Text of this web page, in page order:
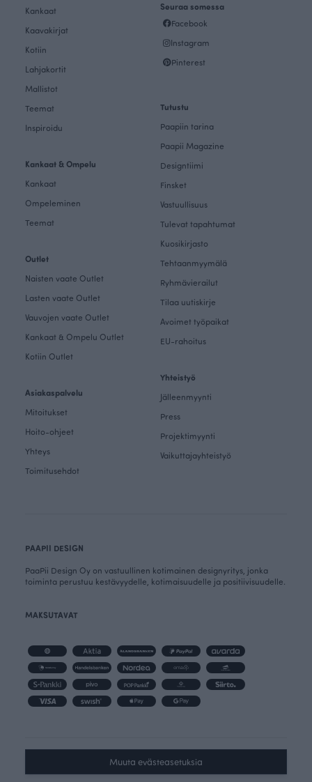
Kankaat
Kaavakirjat
Kotiin
Lahjakortit
Mallistot
Teemat
Inspiroidu
Kankaat & Ompelu
Kankaat
Ompeleminen
Teemat
Outlet
Naisten vaate Outlet
Lasten vaate Outlet
Vauvojen vaate Outlet
Kankaat & Ompelu Outlet
Kotiin Outlet
Asiakaspalvelu
Mitoitukset
Hoito-ohjeet
Yhteys
Toimitusehdot
Seuraa somessa
Facebook
Instagram
Pinterest
Tutustu
Paapiin tarina
Paapii Magazine
Designtiimi
Finsket
Vastuullisuus
Tulevat tapahtumat
Kuosikirjasto
Tehtaanmyymälä
Ryhmävierailut
Tilaa uutiskirje
Avoimet työpaikat
EU-rahoitus
Yhteistyö
Jälleenmyynti
Press
Projektimyynti
Vaikuttajayhteistyö
PAAPII DESIGN
PaaPii Design Oy on vastuullinen kotimainen designyritys, jonka
toiminta perustuu kestävyydelle, kotimaisuudelle ja positiivisuudelle.
MAKSUTAVAT
Muuta evästeasetuksia